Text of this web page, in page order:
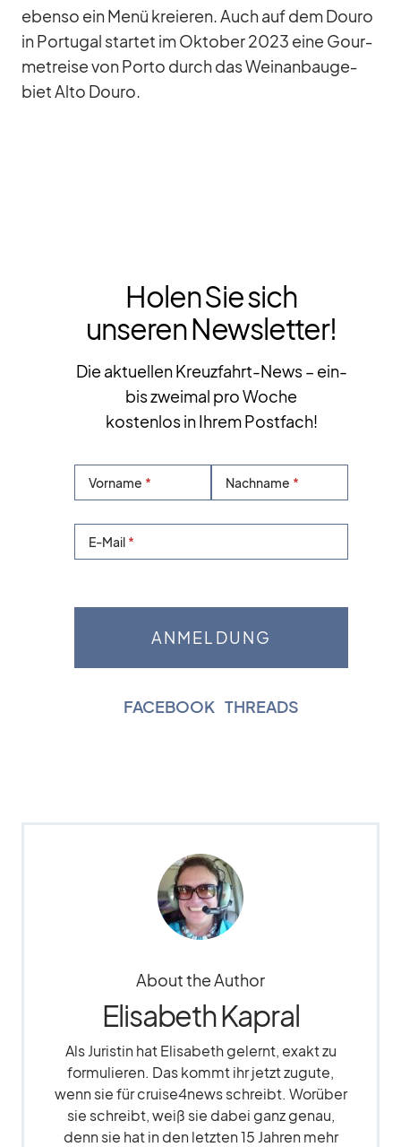
ebenso ein Menü kre­ieren. Auch auf dem Douro
in Por­tu­gal star­tet im Ok­to­ber 2023 eine Gour­
met­reise von Porto durch das Wein­an­bau­ge­
biet Alto Douro.
Holen Sie sich
unseren Newsletter!
Die aktuellen Kreuzfahrt-News – ein-
bis zweimal pro Woche
kostenlos in Ihrem Postfach!
Vorname Nachname
E-Mail
FACEBOOK THREADS
About the Author
Elisabeth Kapral
Als Juristin hat Elisabeth gelernt, exakt zu
formulieren. Das kommt ihr jetzt zugute,
wenn sie für cruise4news schreibt. Worüber
sie schreibt, weiß sie dabei ganz genau,
denn sie hat in den letzten 15 Jahren mehr